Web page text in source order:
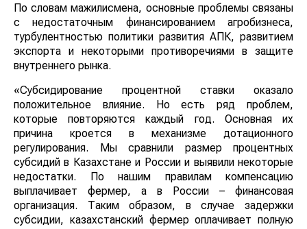
По словам мажилисмена, основные проблемы связаны
с недостаточным финансированием агробизнеса,
турбулентностью политики развития АПК, развитием
экспорта и некоторыми противоречиями в защите
внутреннего рынка.
«Субсидирование процентной ставки оказало
положительное влияние. Но есть ряд проблем,
которые повторяются каждый год. Основная их
причина кроется в механизме дотационного
регулирования. Мы сравнили размер процентных
субсидий в Казахстане и России и выявили некоторые
недостатки. По нашим правилам компенсацию
выплачивает фермер, а в России – финансовая
организация. Таким образом, в случае задержки
субсидии, казахстанский фермер оплачивает полную